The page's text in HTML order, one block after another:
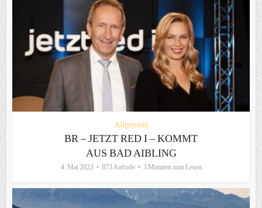
Allgemein
BR – JETZT RED I – KOMMT
AUS BAD AIBLING
4. Mai 2023 873 Aufrufe 3 Minuten zum Lesen